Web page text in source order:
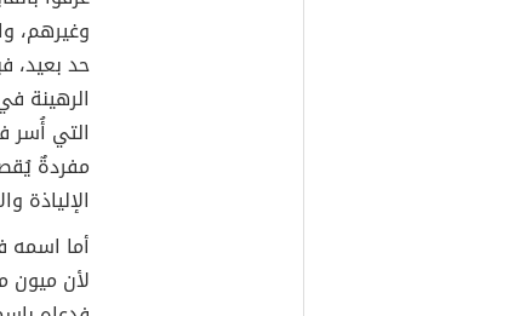
وغيرهم،
حد بعيد،
الرهينة
التي
مفردةٌ
الإلياذة
أما اسمه
لأن ميون